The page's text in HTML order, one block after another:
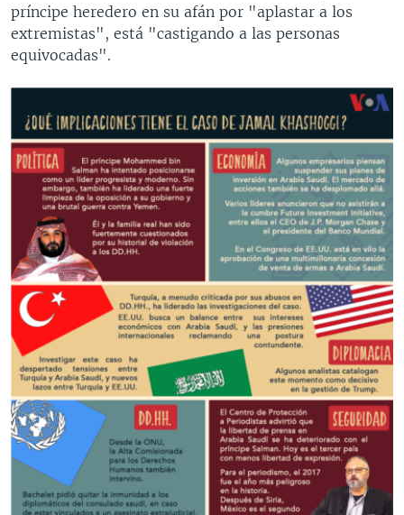
príncipe heredero en su afán por "aplastar a los
extremistas", está "castigando a las personas
equivocadas".